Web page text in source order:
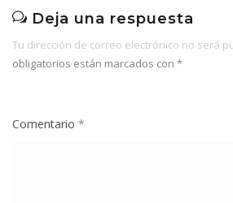
Deja una respuesta
Tu dirección de correo electrónico no será
obligatorios están marcados con *
Comentario *